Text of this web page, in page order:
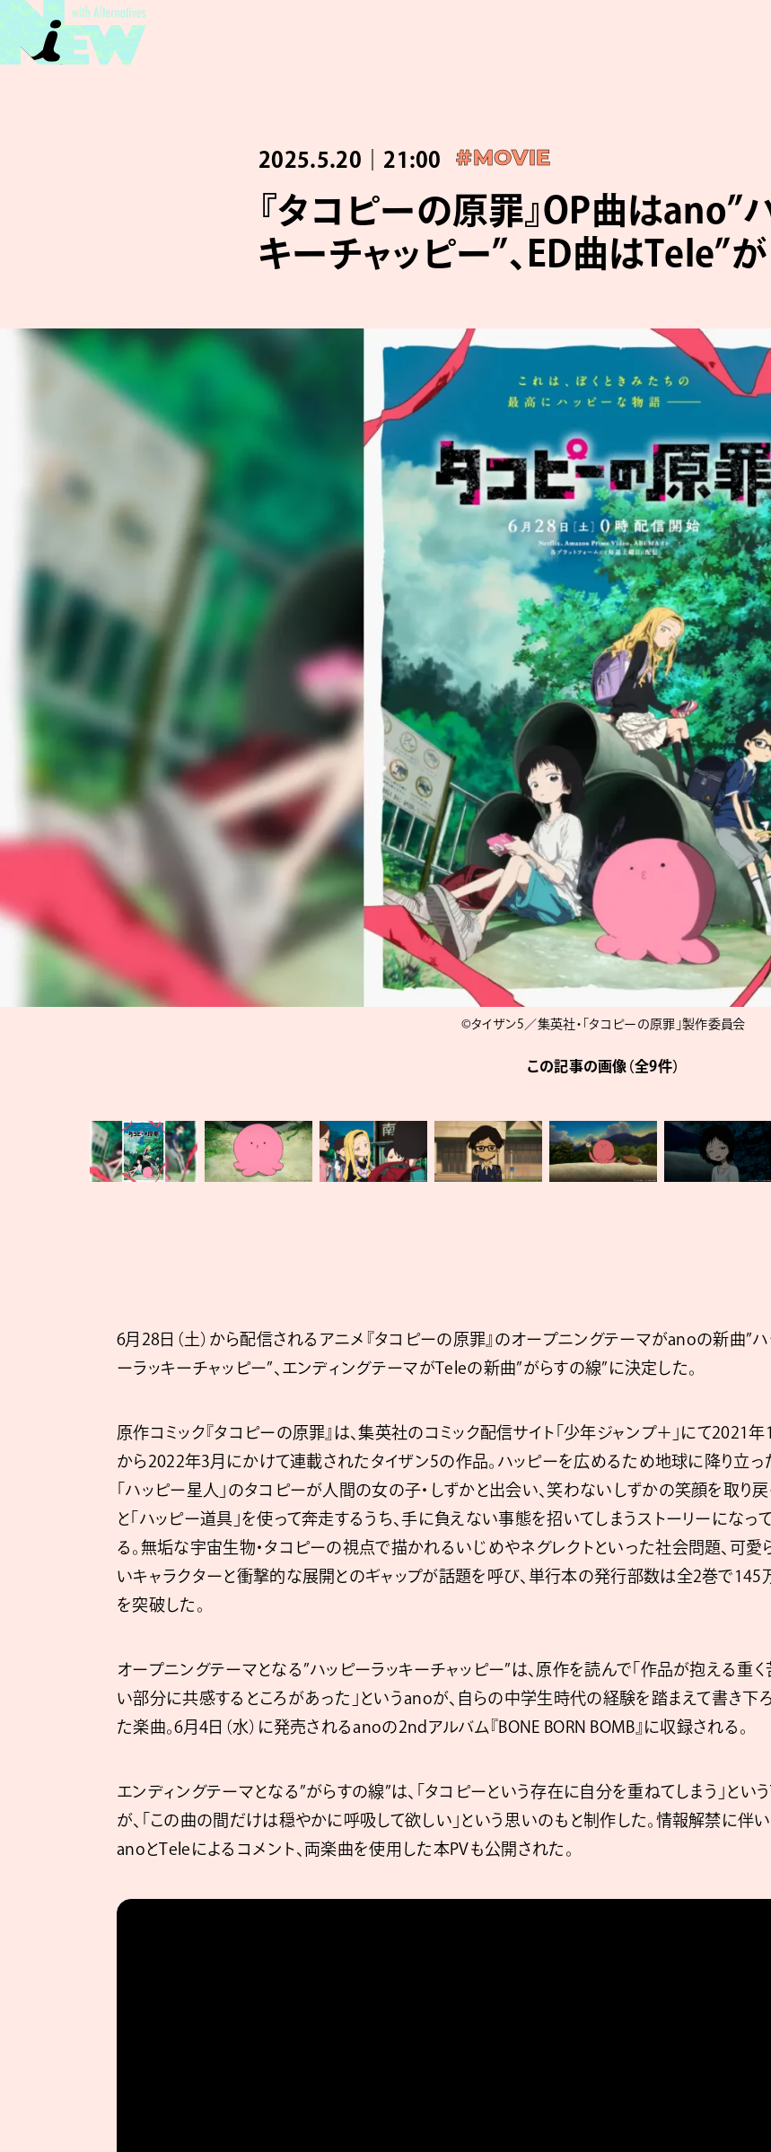
2025.5.20｜21:00 #MOVIE
『タコピーの原罪』OP曲はano”
キーチャッピー”、ED曲はTele”
©️タイザン5／集英社・「タコピーの原罪」製作委員会
この記事の画像（全9件）
6月28日（土）から配信されるアニメ『タコピーの原罪』のオープニングテーマがanoの新曲”ハ
ーラッキーチャッピー”、エンディングテーマがTeleの新曲”がらすの線”に決定した。
原作コミック『タコピーの原罪』は、集英社のコミック配信サイト「少年ジャンプ＋」にて2021年
から2022年3月にかけて連載されたタイザン5の作品。ハッピーを広めるため地球に降り立っ
「ハッピー星人」のタコピーが人間の女の子・しずかと出会い、笑わないしずかの笑顔を取り戻
と「ハッピー道具」を使って奔走するうち、手に負えない事態を招いてしまうストーリーになっ
る。無垢な宇宙生物・タコピーの視点で描かれるいじめやネグレクトといった社会問題、可愛
いキャラクターと衝撃的な展開とのギャップが話題を呼び、単行本の発行部数は全2巻で145
を突破した。
オープニングテーマとなる”ハッピーラッキーチャッピー”は、原作を読んで「作品が抱える重く
い部分に共感するところがあった」というanoが、自らの中学生時代の経験を踏まえて書き下
た楽曲。6月4日（水）に発売されるanoの2ndアルバム『BONE BORN BOMB』に収録される。
エンディングテーマとなる”がらすの線”は、「タコピーという存在に自分を重ねてしまう」とい
が、「この曲の間だけは穏やかに呼吸して欲しい」という思いのもと制作した。情報解禁に伴い
anoとTeleによるコメント、両楽曲を使用した本PVも公開された。